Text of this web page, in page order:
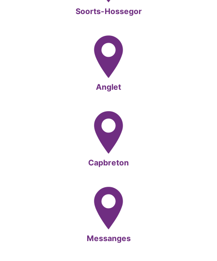
Soorts-Hossegor
Anglet
Capbreton
Messanges